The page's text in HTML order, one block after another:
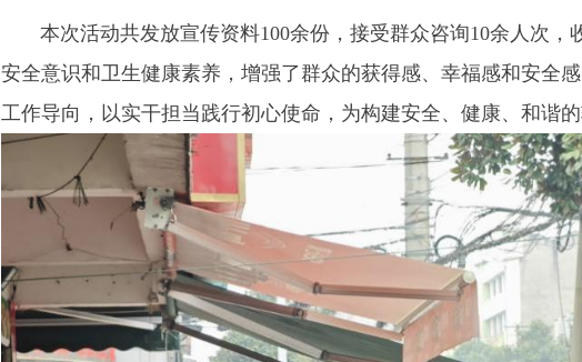
本次活动共发放宣传资料100余份，接受群众咨询10余人次，
安全意识和卫生健康素养，增强了群众的获得感、幸福感和安全
工作导向，以实干担当践行初心使命，为构建安全、健康、和谐的